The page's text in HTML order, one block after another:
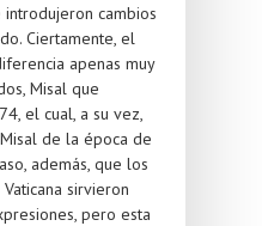
cambios
Ciertamente, el
apenas muy
Misal que
el cual, a su vez,
de la época de
además, que los
sirvieron
pero esta